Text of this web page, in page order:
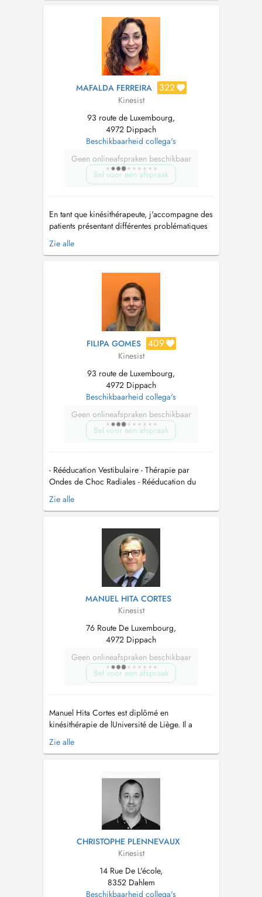
formation en Récupération Post Traumatisme
Cranien en cours....
MAFALDA FERREIRA 322
Kinesist
93 route de Luxembourg,
4972 Dippach
Beschikbaarheid collega's
Geen onlineafspraken beschikbaar
Bel voor een afspraak
En tant que kinésithérapeute, j'accompagne des
patients présentant différentes problématiques
musculo-squelettiques, neurologiques et
respiratoires, en adaptant chaque prise en
d'intervention incluent notamment la
rééducation fonctionnelle et post-opératoire...
Zie alle
FILIPA GOMES 409
Kinesist
93 route de Luxembourg,
4972 Dippach
Beschikbaarheid collega's
Geen onlineafspraken beschikbaar
Bel voor een afspraak
- Rééducation Vestibulaire - Thérapie par
Ondes de Choc Radiales - Rééducation du
Plancher Pelvien (Biofeedback) - Kinésithérapie
à Domicilie (commune de Dippach) - Drainage
- Rééducation Post-Opératoire - Kinésithérapie
Respiratoire - Traumatol...
Zie alle
MANUEL HITA CORTES
Kinesist
76 Route De Luxembourg,
4972 Dippach
Geen onlineafspraken beschikbaar
Bel voor een afspraak
Manuel Hita Cortes est diplômé en
kinésithérapie de lUniversité de Liège. Il a
validé son doctorat en Médecine traditionnelle
chinoise et pratique cette discipline depuis
Medecine à Bruxelles, où il enseigne égale...
Zie alle
CHRISTOPHE PLENNEVAUX
Kinesist
14 Rue De L'école,
8352 Dahlem
Beschikbaarheid collega's